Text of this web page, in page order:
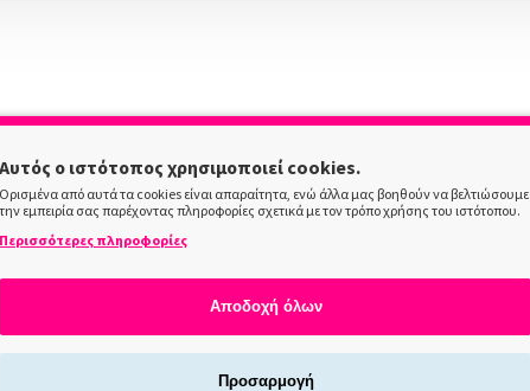
& Lift Eye Cream, 18ml
Αυτός ο ιστότοπος χρησιμοποιεί cookies.
Ορισμένα από αυτά τα cookies είναι απαραίτητα, ενώ άλλα μας βοηθούν να βελτιώσουμε
την εμπειρία σας παρέχοντας πληροφορίες σχετικά με τον τρόπο χρήσης του ιστότοπου.
Περισσότερες πληροφορίες
Αποδοχή όλων
Προσαρμογή